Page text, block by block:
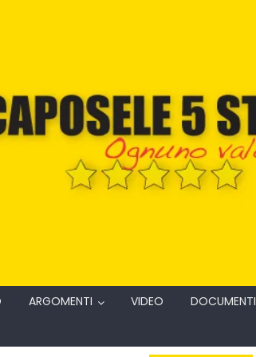
ARGOMENTI VIDEO
DOCUMENTI